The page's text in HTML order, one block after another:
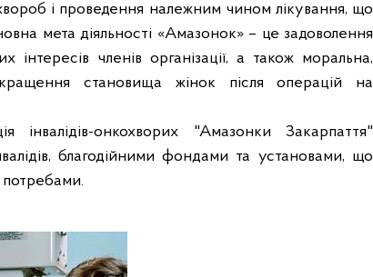
і проведення належним чином лікування, що
мета діяльності «Амазонок» – це задоволення
членів організації, а також моральна,
становища жінок після операцій на
інвалідів-онкохворих "Амазонки Закарпаття"
благодійними фондами та установами, що